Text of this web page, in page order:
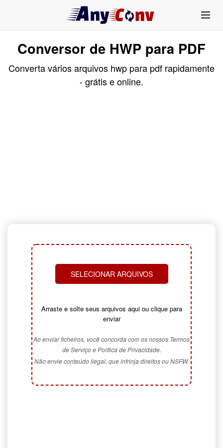
Conversor de HWP para PDF
Converta vários arquivos hwp para pdf rapidamente
- grátis e online.
SELECIONAR ARQUIVOS
Arraste e solte seus arquivos aqui ou clique para
enviar
Ao enviar ficheiros, você concorda com os nossos Termos
de Serviço e Política de Privacidade.
Não envie conteúdo ilegal, que infrinja direitos ou NSFW.